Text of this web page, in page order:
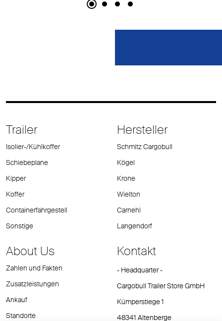
Trailer
Isolier-/Kühlkoffer
Schiebeplane
Kipper
Koffer
Containerfahrgestell
Sonstige
Hersteller
Schmitz Cargobull
Kögel
Krone
Wielton
Carnehl
Langendorf
About Us
Zahlen und Fakten
Zusatzleistungen
Ankauf
Standorte
Kontakt
- Headquarter -
Cargobull Trailer Store GmbH
Kümperstiege 1
48341 Altenberge